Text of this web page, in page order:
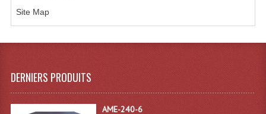
Microphones De Surface
Site Map
DERNIERS PRODUITS
AME-240-6